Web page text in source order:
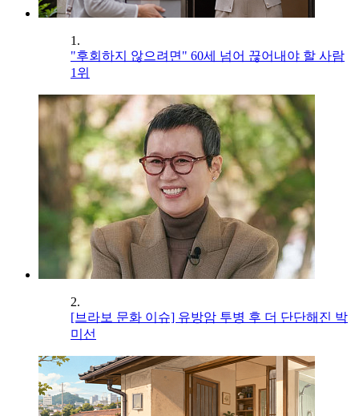
1.
"후회하지 않으려면" 60세 넘어 끊어내야 할 사람
1위
2.
[브라보 문화 이슈] 유방암 투병 후 더 단단해진 박
미선